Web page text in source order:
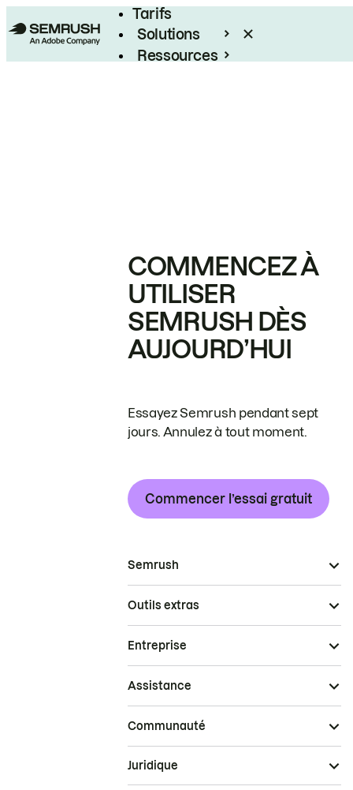
Tarifs
Solutions
Ressources
COMMENCEZ À
UTILISER
SEMRUSH DÈS
AUJOURD’HUI
Essayez Semrush pendant sept
jours. Annulez à tout moment.
Commencer l’essai gratuit
Semrush
Outils extras
Entreprise
Assistance
Communauté
Juridique